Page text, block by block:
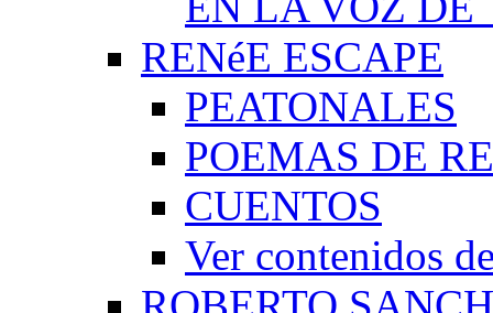
RENéE ESCAPE
PEATONALES
POEMAS DE
CUENTOS
Ver contenidos